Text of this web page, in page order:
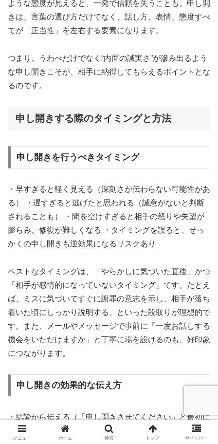
ような態度が見えると、一発で信頼を失うことも。申し開
きは、言葉の選び方だけでなく、話し方、表情、態度すべ
てが「正当性」を左右する要素になります。
つまり、うわべだけでなく“内面の誠実さ”が滲み出るよう
な申し開きこそが、相手に納得してもらえるポイントとな
るのです。
申し開きする際のタイミングと方法
申し開きを行うべきタイミング
・早すぎると軽く見える（深刻さが伝わらない可能性があ
る） ・遅すぎると逃げたと思われる（誠意がないと判断
されることも） ・間を空けすぎると相手の怒りや失望が
膨らみ、修復が難しくなる ・タイミングを誤ると、せっ
かくの申し開きも逆効果になるリスクあり
ベストなタイミングは、「やらかしに気づいた直後」かつ
「相手が感情的になっていないタイミング」です。たとえ
ば、ミスに気づいてすぐに謝罪の意志を示し、相手が落ち
着いた頃にしっかり説明する、といった段取りが理想的で
す。また、メールやメッセージで事前に「一度お話しする
機会をいただけますか」と丁寧に場を設けるのも、好印象
につながります。
申し開きの効果的な伝え方
・結論から伝える（「申し開きさせてください」と最初に
意思を示す） ・謝罪→説明→再発防止策の順に話す（順
メニュー ホーム 検索 トップ サイドバー